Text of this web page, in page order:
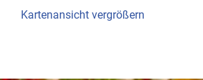
Kartenansicht vergrößern